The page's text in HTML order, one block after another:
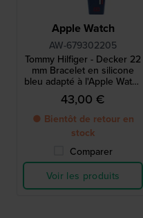
Apple Watch
AW-679302205
Tommy Hilfiger - Decker 22
mm Bracelet en silicone
bleu adapté à l'Apple Watch
42 mm
43,00 €
● Bientôt de retour en
stock
Comparer
Voir les produits